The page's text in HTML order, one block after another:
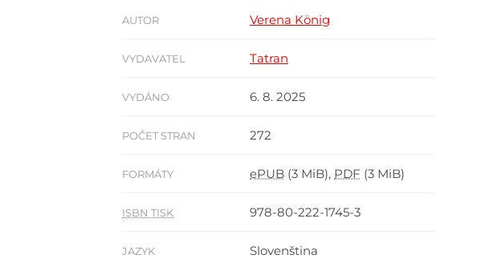
AUTOR Verena König
VYDAVATEL Tatran
VYDÁNO 6. 8. 2025
POČET STRAN 272
FORMÁTY ePUB (3 MiB), PDF (3 MiB)
ISBN TISK 978-80-222-1745-3
JAZYK Slovenština